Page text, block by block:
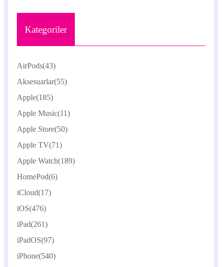
Kategoriler
AirPods(43)
Aksesuarlar(55)
Apple(185)
Apple Music(11)
Apple Store(50)
Apple TV(71)
Apple Watch(189)
HomePod(6)
iCloud(17)
iOS(476)
iPad(261)
iPadOS(97)
iPhone(540)